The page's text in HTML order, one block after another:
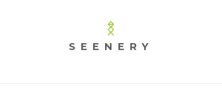
SEENERY